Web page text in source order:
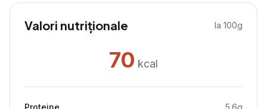
Valori nutriționale la 100g
70 kcal
Proteine 5.6g